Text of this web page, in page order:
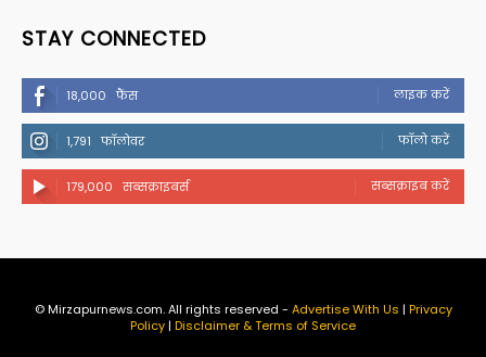
STAY CONNECTED
18,000 फैंस लाइक करें
1,791 फॉलोवर फॉलो करें
179,000 सब्सक्राइबर्स सब्सक्राइब करें
© Mirzapurnews.com. All rights reserved - Advertise With Us | Privacy
Policy| Disclaimer & Terms of Service